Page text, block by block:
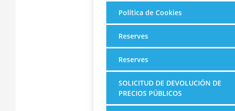
Política de Cookies
Reserves
Reserves
SOLICITUD DE DEVOLUCIÓN DE
PRECIOS PÚBLICOS